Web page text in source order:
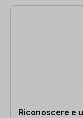
Riconoscere e